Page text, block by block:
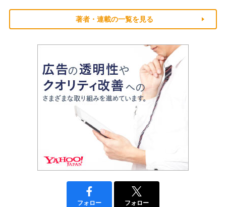
著者・連載の一覧を見る
フォロー フォロー